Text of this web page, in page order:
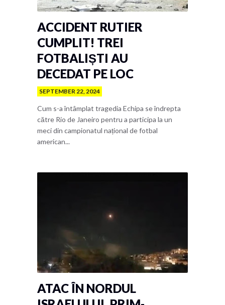
ACCIDENT RUTIER
CUMPLIT! TREI
FOTBALIȘTI AU
DECEDAT PE LOC
SEPTEMBER 22, 2024
Cum s-a întâmplat tragedia Echipa se îndrepta
către Rio de Janeiro pentru a participa la un
meci din campionatul național de fotbal
american...
ATAC ÎN NORDUL